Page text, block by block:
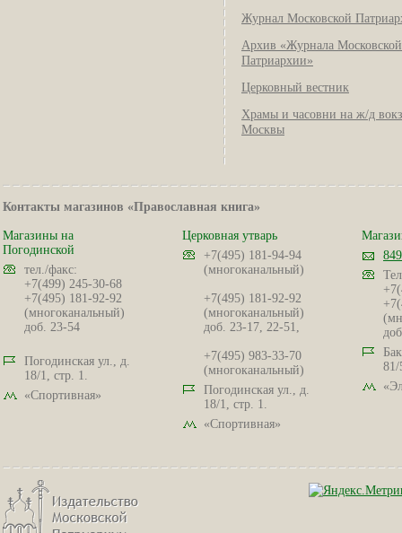
Журнал Московской
Архив «Журнала Московской
Патриархии»
Церковный вестник
Храмы и часовни на ж/д
Москвы
Контакты магазинов «Православная книга»
Магазины на
Погодинской
тел./факс:
+7(499) 245-30-68
+7(495) 181-92-92
(многоканальный)
доб. 23-54
Погодинская ул., д.
18/1, стр. 1.
«Спортивная»
Церковная утварь
+7(495) 181-94-94
(многоканальный)
+7(495) 181-92-92
(многоканальный)
доб. 23-17, 22-51,
+7(495) 983-33-70
(многоканальный)
Погодинская ул., д.
18/1, стр. 1.
«Спортивная»
81/